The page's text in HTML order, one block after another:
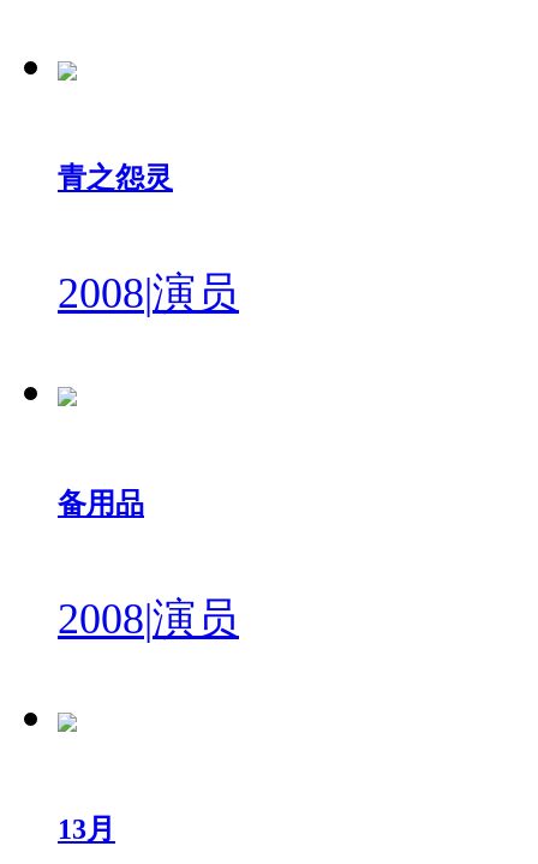
青之怨灵
2008|演员
备用品
2008|演员
13月